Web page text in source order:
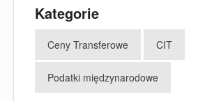
Kategorie
Ceny Transferowe CIT
Podatki międzynarodowe